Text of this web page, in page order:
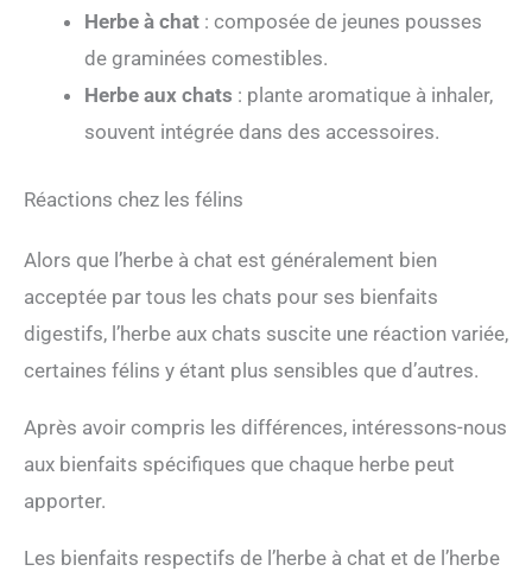
Herbe à chat : composée de jeunes pousses
de graminées comestibles.
Herbe aux chats : plante aromatique à inhaler,
souvent intégrée dans des accessoires.
Réactions chez les félins
Alors que l’herbe à chat est généralement bien
acceptée par tous les chats pour ses bienfaits
digestifs, l’herbe aux chats suscite une réaction variée,
certaines félins y étant plus sensibles que d’autres.
Après avoir compris les différences, intéressons-nous
aux bienfaits spécifiques que chaque herbe peut
apporter.
Les bienfaits respectifs de l’herbe à chat et de l’herbe